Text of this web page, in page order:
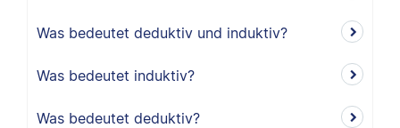
Was bedeutet deduktiv und induktiv?
Was bedeutet induktiv?
Was bedeutet deduktiv?